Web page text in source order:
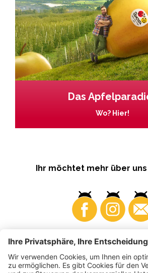
Das
Wo? Hier!
Ihr möchtet mehr über
Business